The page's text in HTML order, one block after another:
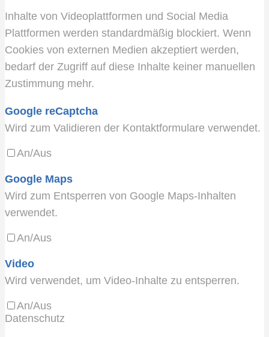
Inhalte von Videoplattformen und Social Media
Plattformen werden standardmäßig blockiert. Wenn
Cookies von externen Medien akzeptiert werden,
bedarf der Zugriff auf diese Inhalte keiner manuellen
Zustimmung mehr.
Google reCaptcha
Wird zum Validieren der Kontaktformulare verwendet.
An/Aus
Google Maps
Wird zum Entsperren von Google Maps-Inhalten
verwendet.
An/Aus
Video
Wird verwendet, um Video-Inhalte zu entsperren.
An/Aus
Datenschutz